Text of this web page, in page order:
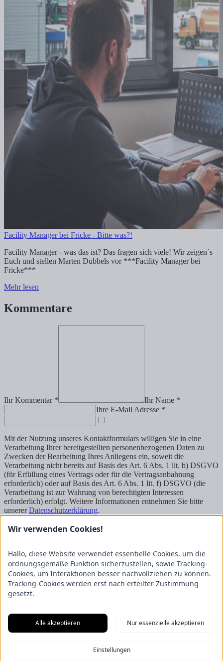
Facility Manager bei Fricke - Bitte was?!
Facility Manager - was das ist? Das fragen sich viele! Wir zeigen´s
Euch und stellen Marten Dubbels vor ***Facility Manager bei
Fricke***
Mehr lesen
Kommentare
Ihr Kommentar *
Ihr Name *
Ihre E-Mail Adresse *
Mit der Nutzung unseres Kontaktformulars willigen Sie in eine
Verarbeitung Ihrer bereitgestellten personenbezogenen Daten zu
Zwecken der Bearbeitung Ihres Anliegens ein, soweit die
Verarbeitung nicht bereits auf Basis des Art. 6 Abs. 1 lit. b) DSGVO
(für Erfüllung eines Vertrags oder für die Vertragsanbahnung
erforderlich) oder auf Basis des Art. 6 Abs. 1 lit. f) DSGVO (die
Verarbeitung ist zur Wahrung von berechtigten Interessen
erforderlich) erfolgt. Weitere Informationen entnehmen Sie bitte
unsererDatenschutzerklärung.
Senden
FRICKE Group SE & Co. KG
Zum Kreuzkamp 7
27404 Heeslingen
Unternehmensbereiche
Fricke Holding
PARTSHofmeister & MeinckeTREX.PARTS
ImpressumDatenschutzerklärungKontakt
F.Explore – Programmieren für Nicht-Programmierer
Wir verwenden Cookies!
Hallo, diese Website verwendet essentielle Cookies, um die
ordnungsgemäße Funktion sicherzustellen, sowie Tracking-
Cookies, um Interaktionen besser nachvollziehen zu können.
Tracking-Cookies werden erst nach erteilter Zustimmung
gesetzt.
Alle akzeptieren Nur essenzielle akzeptieren
Einstellungen